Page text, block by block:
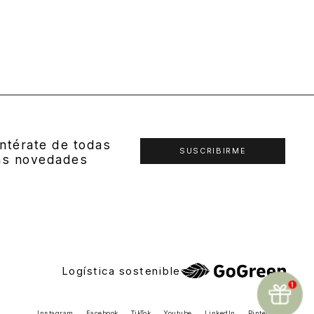
de todas
novedades
SUSCRIBIRME
Logística sostenible